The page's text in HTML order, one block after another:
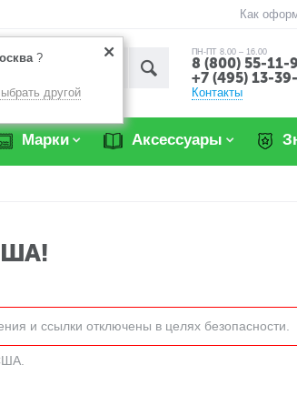
?
другой
Как
ПН-ПТ 8.00 – 16.00
8 (800) 55-11-
+7 (495) 13-
Контакты
Марки Аксессуары
и ссылки отключены в целях безопасности.